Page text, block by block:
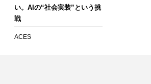
い。AIの“社会実装”という挑
戦
ACES